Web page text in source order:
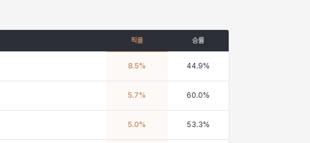
픽률 승률
8.5% 44.9%
5.7% 60.0%
5.0% 53.3%